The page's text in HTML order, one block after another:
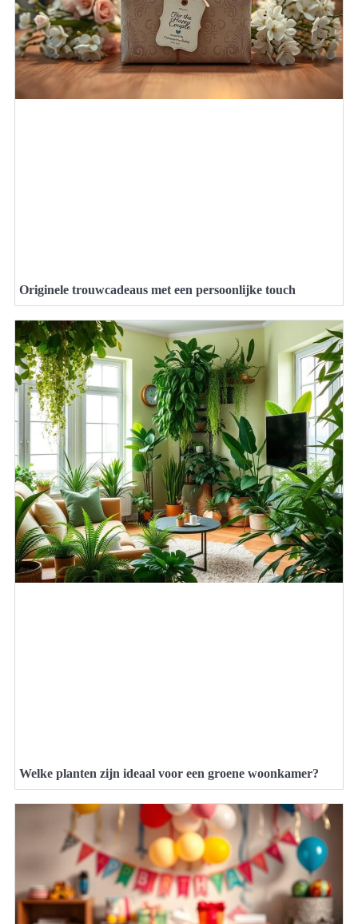
Originele trouwcadeaus met een persoonlijke touch
Welke planten zijn ideaal voor een groene woonkamer?